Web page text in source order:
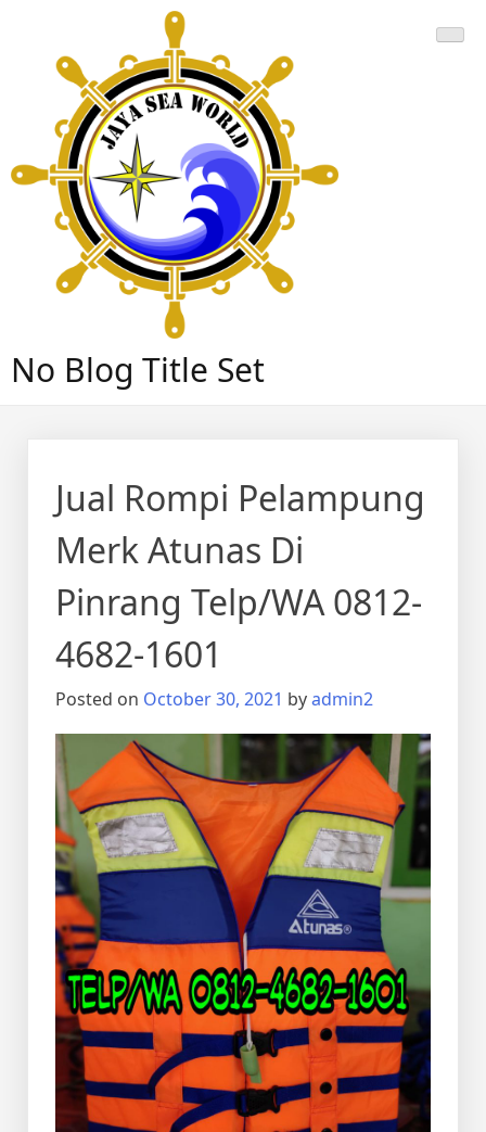
content
No Blog Title Set
Jual Rompi Pelampung
Merk Atunas Di
Pinrang Telp/WA 0812-
4682-1601
Posted on October 30, 2021 byadmin2